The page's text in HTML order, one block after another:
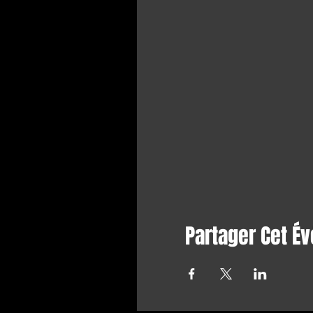
Partager Cet